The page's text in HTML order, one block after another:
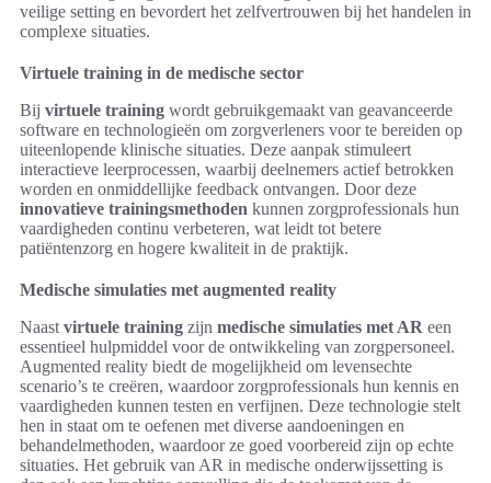
veilige setting en bevordert het zelfvertrouwen bij het handelen in
complexe situaties.
Virtuele training in de medische sector
Bij virtuele training wordt gebruikgemaakt van geavanceerde
software en technologieën om zorgverleners voor te bereiden op
uiteenlopende klinische situaties. Deze aanpak stimuleert
interactieve leerprocessen, waarbij deelnemers actief betrokken
worden en onmiddellijke feedback ontvangen. Door deze
innovatieve trainingsmethoden kunnen zorgprofessionals hun
vaardigheden continu verbeteren, wat leidt tot betere
patiëntenzorg en hogere kwaliteit in de praktijk.
Medische simulaties met augmented reality
Naast virtuele training zijn medische simulaties met AR een
essentieel hulpmiddel voor de ontwikkeling van zorgpersoneel.
Augmented reality biedt de mogelijkheid om levensechte
scenario’s te creëren, waardoor zorgprofessionals hun kennis en
vaardigheden kunnen testen en verfijnen. Deze technologie stelt
hen in staat om te oefenen met diverse aandoeningen en
behandelmethoden, waardoor ze goed voorbereid zijn op echte
situaties. Het gebruik van AR in medische onderwijssetting is